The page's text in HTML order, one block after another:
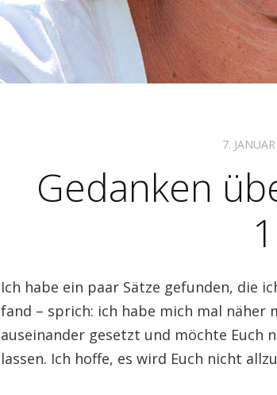
7.
Gedanken
1
Ich habe ein paar Sätze gefunden, die
fand – sprich: ich habe mich mal näher
auseinander gesetzt und möchte Euch
lassen. Ich hoffe, es wird Euch nicht